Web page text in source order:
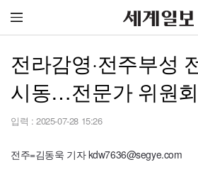
전라감영·전주부성
시동…전문가 위원
입력 : 2025-07-28 15:26
전주=김동욱 기자 kdw7636@segye.com